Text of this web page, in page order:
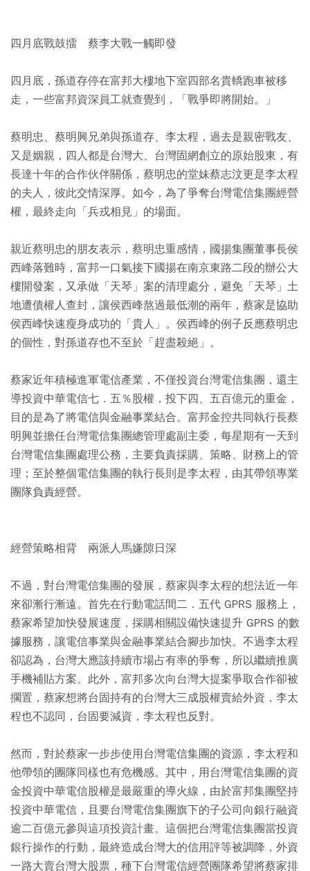
四月底戰鼓擂 蔡李大戰一觸即發
四月底，孫道存停在富邦大樓地下室四部名貴轎跑車被移
走，一些富邦資深員工就查覺到，「戰爭即將開始。」
蔡明忠、蔡明興兄弟與孫道存、李太程，過去是親密戰友、
又是姻親，四人都是台灣大、台灣固網創立的原始股東，有
長達十年的合作伙伴關係，蔡明忠的堂妹蔡志汶更是李太程
的夫人，彼此交情深厚。如今，為了爭奪台灣電信集團經營
權，最終走向「兵戎相見」的場面。
親近蔡明忠的朋友表示，蔡明忠重感情，國揚集團董事長侯
西峰落難時，富邦一口氣接下國揚在南京東路二段的辦公大
樓開發案，又承做「天琴」案的清理處分，避免「天琴」土
地遭債權人查封，讓侯西峰熬過最低潮的兩年，蔡家是協助
侯西峰快速瘦身成功的「貴人」。侯西峰的例子反應蔡明忠
的個性，對孫道存也不至於「趕盡殺絕」。
蔡家近年積極進軍電信產業，不僅投資台灣電信集團，還主
導投資中華電信七．五％股權，投下四、五百億元的重金，
目的是為了將電信與金融事業結合。富邦金控共同執行長蔡
明興並擔任台灣電信集團總管理處副主委，每星期有一天到
台灣電信集團處理公務，主要負責採購、策略、財務上的管
理；至於整個電信集團的執行長則是李太程，由其帶領專業
團隊負責經營。
經營策略相背 兩派人馬嫌隙日深
不過，對台灣電信集團的發展，蔡家與李太程的想法近一年
來卻漸行漸遠。首先在行動電話間二．五代 GPRS 服務上，
蔡家希望加快發展速度，採購相關設備快速提升 GPRS 的數
據服務，讓電信事業與金融事業結合腳步加快。不過李太程
卻認為，台灣大應該持續市場占有率的爭奪，所以繼續推廣
手機補貼方案。此外，富邦多次向台灣大提案爭取合作卻被
擱置，蔡家想將台固持有的台灣大三成股權賣給外資，李太
程也不認同，台固要減資，李太程也反對。
然而，對於蔡家一步步使用台灣電信集團的資源，李太程和
他帶領的團隊同樣也有危機感。其中，用台灣電信集團的資
金投資中華電信股權是最嚴重的導火線，由於富邦集團堅持
投資中華電信，且要台灣電信集團旗下的子公司向銀行融資
逾二百億元參與這項投資計畫。這個把台灣電信集團當投資
銀行操作的行動，最終造成台灣大的信用評等被調降，外資
一路大賣台灣大股票，種下台灣電信經營團隊希望將蔡家排